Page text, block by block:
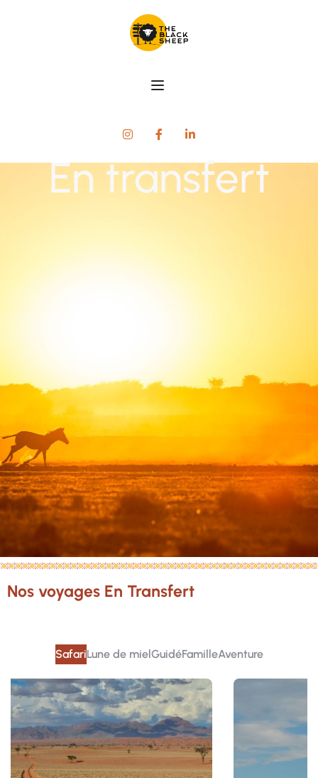
En transfert
Nos voyages En Transfert
SafariLune de mielGuidéFamilleAventure